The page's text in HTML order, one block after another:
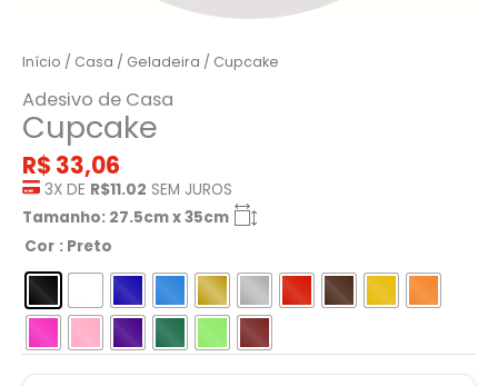
Início / Casa / Geladeira / Cupcake
Adesivo de Casa
Cupcake
R$ 33,06
3X DE R$11.02 SEM JUROS
Tamanho: 27.5cm x 35cm
Cor : Preto